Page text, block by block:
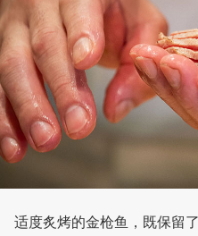
适度炙烤的金枪鱼，既保留